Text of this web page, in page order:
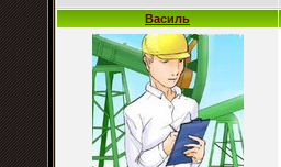
Василь